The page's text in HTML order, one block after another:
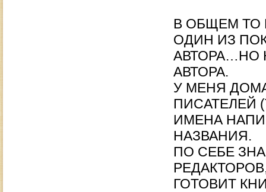
В ОБЩЕМ ТО
ОДИН ИЗ
АВТОРА…НО
АВТОРА.
У МЕНЯ
ПИСАТЕЛЕЙ
ИМЕНА
НАЗВАНИЯ.
ПО СЕБЕ
ГОТОВИТ